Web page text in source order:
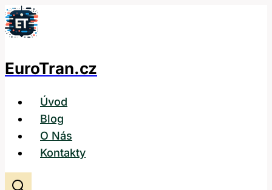
Přeskočit
na
EuroTran.cz
Úvod
Blog
O Nás
Kontakty